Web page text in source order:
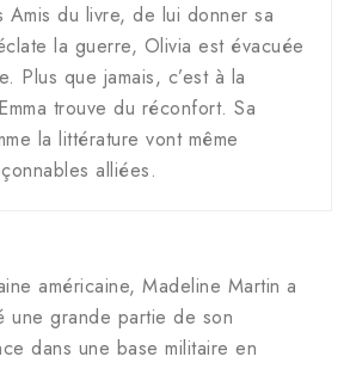
Amis du livre, de lui donner sa
la guerre, Olivia est évacuée
Plus que jamais, c’est à la
trouve du réconfort. Sa
la littérature vont même
alliées.
américaine, Madeline Martin a
une grande partie de son
dans une base militaire en